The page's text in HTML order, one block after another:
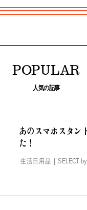
POPULAR
人気の記事
あのスマホスタン
た！
生活日用品 SELECT by